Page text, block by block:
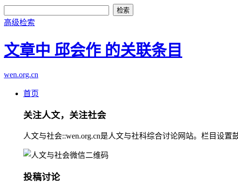
高级检索
文章中 邱会作 的关联条目
wen.org.cn
首页
关注人文，关注社会
人文与社会::wen.org.cn是人文与社科综合讨论网站。栏目设
投稿讨论